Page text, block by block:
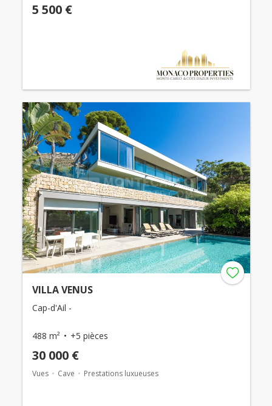
5 500 €
VILLA VENUS
Cap-d'Ail -
488 m² +5 pièces
30 000 €
Vues Cave Prestations luxueuses